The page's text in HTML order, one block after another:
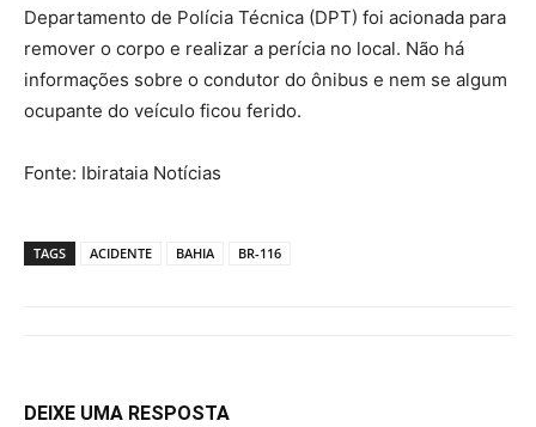
Departamento de Polícia Técnica (DPT) foi acionada para
remover o corpo e realizar a perícia no local. Não há
informações sobre o condutor do ônibus e nem se algum
ocupante do veículo ficou ferido.
Fonte: Ibirataia Notícias
TAGS ACIDENTE BAHIA BR-116
DEIXE UMA RESPOSTA